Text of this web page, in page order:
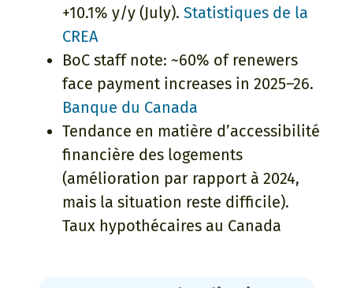
+10.1% y/y (July). Statistiques de la
CREA
BoC staff note: ~60% of renewers
face payment increases in 2025–26.
Banque du Canada
Tendance en matière d’accessibilité
financière des logements
(amélioration par rapport à 2024,
mais la situation reste difficile).
Taux hypothécaires au Canada